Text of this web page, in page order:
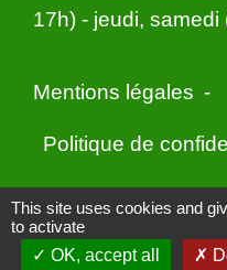
17h) - jeudi, samedi
Mentions légales -
Politique de
Application mobile
Gestion des
This site uses cookies and
to activate
OK, accept all